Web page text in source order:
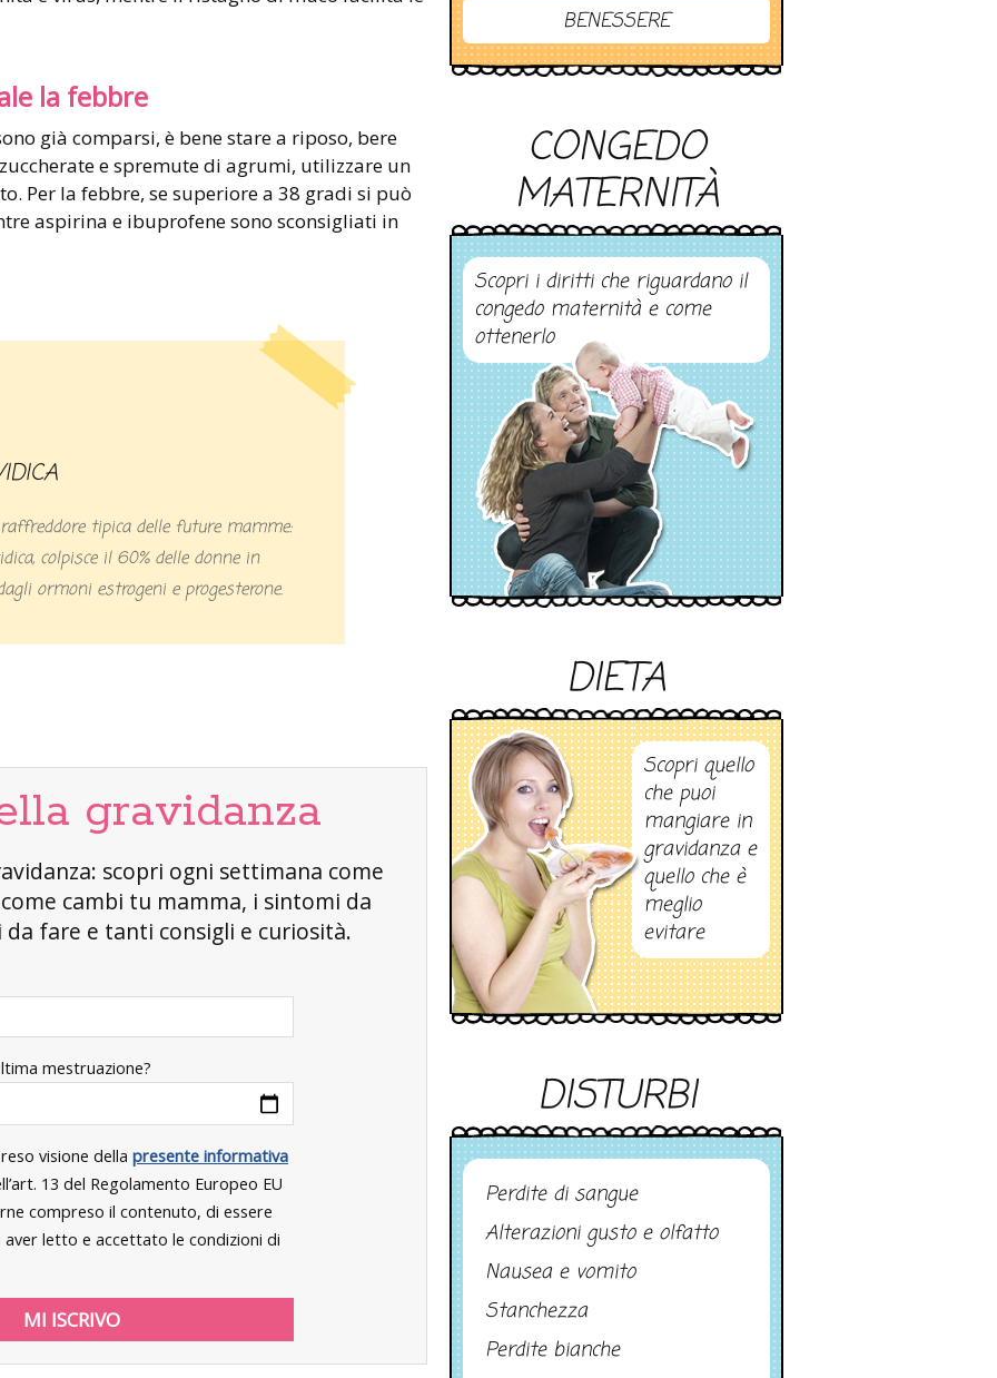
la febbre
già comparsi, è bene stare a riposo, bere
e spremute di agrumi, utilizzare un
Per la febbre, se superiore a 38 gradi si può
aspirina e ibuprofene sono sconsigliati in
tipica delle future mamme:
colpisce il 60% delle donne in
ormoni estrogeni e progesterone.
gravidanza
scopri ogni settimana come
cambi tu mamma, i sintomi da
da fare e tanti consigli e curiosità.
mestruazione?
visione della presente informativa
13 del Regolamento Europeo EU
compreso il contenuto, di essere
letto e accettato le condizioni di
BENESSERE
CONGEDO
MATERNITÀ
Scopri i diritti che riguardano il
congedo maternità e come
ottenerlo
DIETA
Scopri quello
che puoi
mangiare in
gravidanza e
quello che è
meglio
evitare
DISTURBI
Perdite di sangue
Alterazioni gusto e olfatto
Nausea e vomito
Stanchezza
Perdite bianche